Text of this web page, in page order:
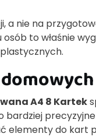
a nie na
to właśnie
A4 8 Kartek
elementy do